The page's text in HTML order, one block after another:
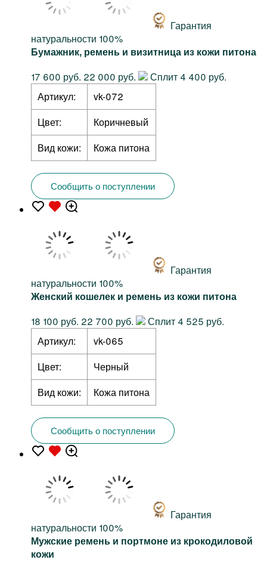
Гарантия
натуральности 100%
Бумажник, ремень и визитница из кожи питона
17 600 руб. 22 000 руб.
Сплит 4 400 руб.
Артикул:
vk-072
Цвет:
Коричневый
Вид кожи:
Кожа питона
Сообщить о поступлении
Гарантия
натуральности 100%
Женский кошелек и ремень из кожи питона
18 100 руб. 22 700 руб.
Сплит 4 525 руб.
Артикул:
vk-065
Цвет:
Черный
Вид кожи:
Кожа питона
Сообщить о поступлении
Гарантия
натуральности 100%
Мужские ремень и портмоне из крокодиловой
кожи